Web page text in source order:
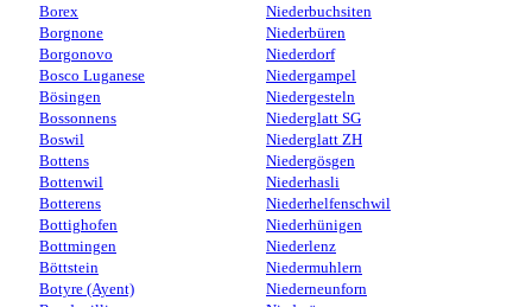
Borex
Borgnone
Borgonovo
Bosco Luganese
Bösingen
Bossonnens
Boswil
Bottens
Bottenwil
Botterens
Bottighofen
Bottmingen
Böttstein
Botyre (Ayent)
Niederbuchsiten
Niederbüren
Niederdorf
Niedergampel
Niedergesteln
Niederglatt SG
Niederglatt ZH
Niedergösgen
Niederhasli
Niederhelfenschwil
Niederhünigen
Niederlenz
Niedermuhlern
Niederneunforn